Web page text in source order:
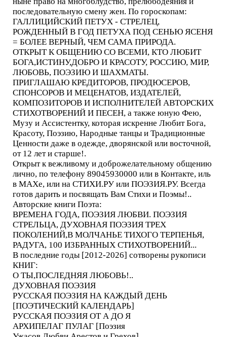
последовательную смену жен. По гороскопам:
ГАЛЛИЦИЙСКИЙ ПЕТУХ - СТРЕЛЕЦ,
РОЖДЕННЫЙ В ГОД ПЕТУХА ПОД СЕНЬЮ ЯСЕНЯ
= БОЛЕЕ ВЕРНЫЙ, ЧЕМ САМА ПРИРОДА.
ОТКРЫТ К ОБЩЕНИЮ СО ВСЕМИ, КТО ЛЮБИТ
БОГА,ИСТИНУ,ДОБРО И КРАСОТУ, РОССИЮ, МИР,
ЛЮБОВЬ, ПОЭЗИЮ И ШАХМАТЫ.
ПРИГЛАШАЮ КРЕДИТОРОВ, ПРОДЮСЕРОВ,
СПОНСОРОВ И МЕЦЕНАТОВ, ИЗДАТЕЛЕЙ,
КОМПОЗИТОРОВ И ИСПОЛНИТЕЛЕЙ АВТОРСКИХ
СТИХОТВОРЕНИЙ И ПЕСЕН, а также юную Фею,
Музу и Ассистентку, которая искренне Любит Бога,
Красоту, Поэзию, Народные танцы и Традиционные
Ценности даже в одежде, дворянской или восточной,
от 12 лет и старше!.
Открыт к вежливому и доброжелательному общению
лично, по телефону 89045930000 или в Контакте, иль
в МАХе, или на СТИХИ.РУ или ПОЭЗИЯ.РУ. Всегда
готов дарить и посвящать Вам Стихи и Поэмы!..
Авторские книги Поэта:
ВРЕМЕНА ГОДА, ПОЭЗИЯ ЛЮБВИ. ПОЭЗИЯ
СТРЕЛЬЦА, ДУХОВНАЯ ПОЭЗИЯ ТРЕХ
ПОКОЛЕНИЙ,В МОЛЧАНЬЕ ТИХОГО ТЕРПЕНЬЯ,
РАДУГА, 100 ИЗБРАННЫХ СТИХОТВОРЕНИЙ...
В последние годы [2012-2026] сотворены рукописи
КНИГ:
О ТЫ,ПОСЛЕДНЯЯ ЛЮБОВЬ!..
ДУХОВНАЯ ПОЭЗИЯ
РУССКАЯ ПОЭЗИЯ НА КАЖДЫЙ ДЕНЬ
[ПОЭТИЧЕСКИЙ КАЛЕНДАРЬ]
РУССКАЯ ПОЭЗИЯ ОТ А ДО Я
АРХИПЕЛАГ ПУЛАГ [Поэзия